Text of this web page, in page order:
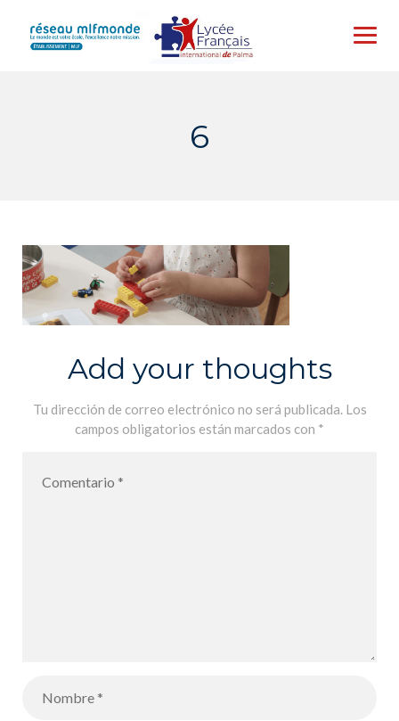
content
6
Add your thoughts
Tu dirección de correo electrónico no será publicada. Los
campos obligatorios están marcados con *